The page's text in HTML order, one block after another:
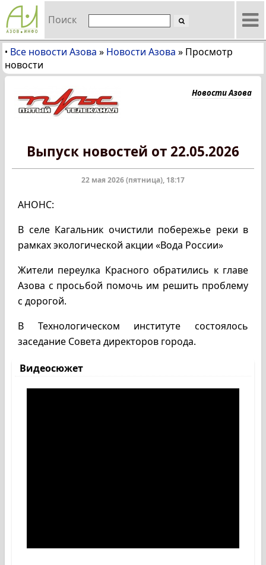
Поиск
• Все новости Азова » Новости Азова » Просмотр
новости
Новости Азова
Выпуск новостей от 22.05.2026
22 мая 2026 (пятница), 18:17
АНОНС:
В селе Кагальник очистили побережье реки в
рамках экологической акции «Вода России»
Жители переулка Красного обратились к главе
Азова с просьбой помочь им решить проблему
с дорогой.
В Технологическом институте состоялось
заседание Совета директоров города.
Видеосюжет